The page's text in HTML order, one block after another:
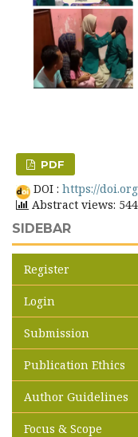
PDF
DOI : https://
Abstract views:
SIDEBAR
Register
Login
Submission
Publication Ethics
Author Guidelines
Focus & Scope